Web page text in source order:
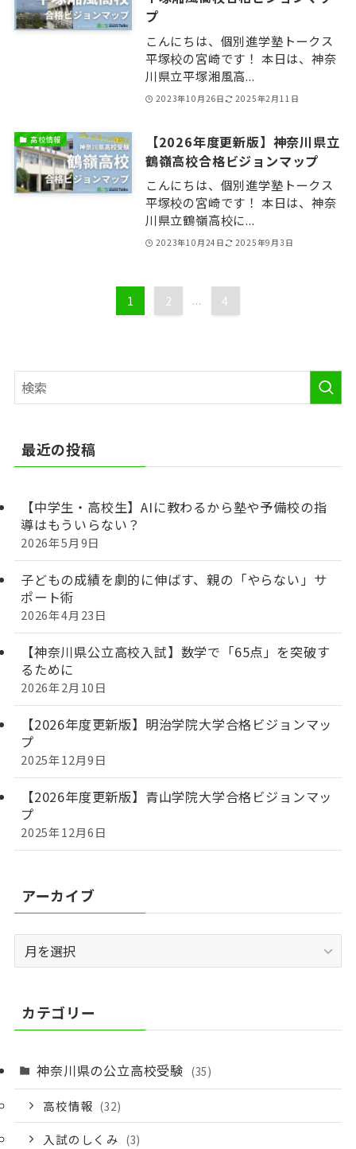
プ
こんにちは、個別進学塾トークス
平塚校の宮崎です！ 本日は、神奈
川県立平塚湘風高...
2023年10月26日 2025年2月11日
高校情報
【2026年度更新版】神奈川県立
鶴嶺高校合格ビジョンマップ
こんにちは、個別進学塾トークス
平塚校の宮崎です！ 本日は、神奈
川県立鶴嶺高校に...
2023年10月24日 2025年9月3日
1 2 ... 4
最近の投稿
【中学生・高校生】AIに教わるから塾や予備校の指
導はもういらない？
2026年5月9日
子どもの成績を劇的に伸ばす、親の「やらない」サ
ポート術
2026年4月23日
【神奈川県公立高校入試】数学で「65点」を突破す
るために
2026年2月10日
【2026年度更新版】明治学院大学合格ビジョンマッ
プ
2025年12月9日
【2026年度更新版】青山学院大学合格ビジョンマッ
プ
2025年12月6日
アーカイブ
ー
ブ
カテゴリー
神奈川県の公立高校受験 (35)
高校情報 (32)
入試のしくみ (3)